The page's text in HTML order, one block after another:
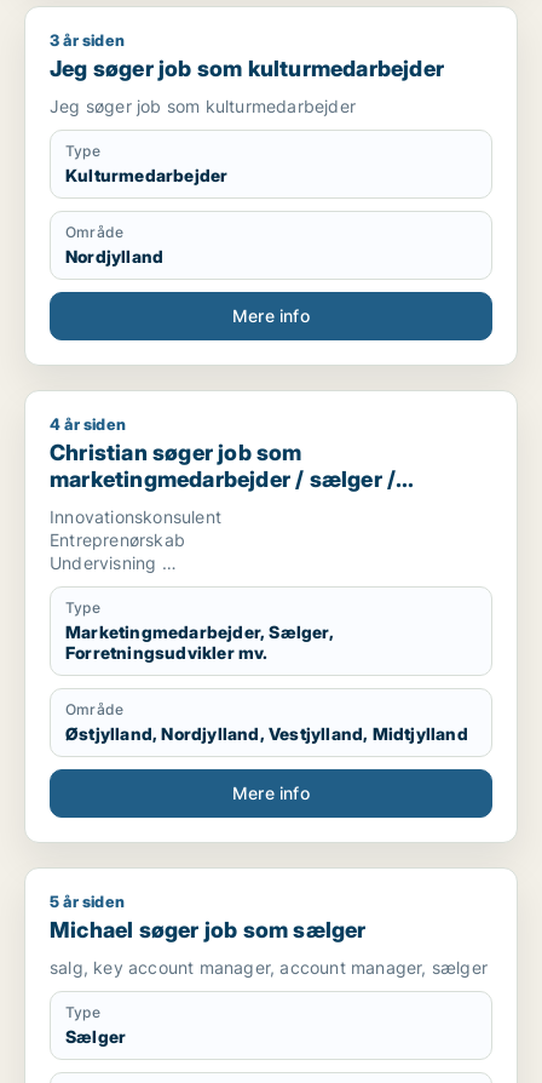
Jeg søger job som kulturmedarbejder
3 år siden
Jeg søger job som kulturmedarbejder
Jeg søger job som kulturmedarbejder
Type
Kulturmedarbejder
Område
Nordjylland
Mere info
Christian søger job som marketingmedarbejder / sælger /
4 år siden
Christian søger job som
marketingmedarbejder / sælger /
forretningsudvikler / kreativ medarbejder
/ lærer
Innovationskonsulent
Entreprenørskab
Undervisning
Tekstskrivning
Type
Marketingmedarbejder, Sælger,
Forretningsudvikler mv.
Område
Østjylland, Nordjylland, Vestjylland, Midtjylland
Mere info
Michael søger job som sælger
5 år siden
Michael søger job som sælger
salg, key account manager, account manager, sælger
Type
Sælger